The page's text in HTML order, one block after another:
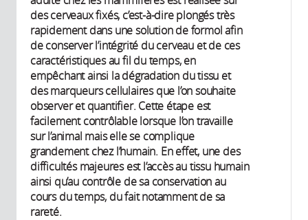
des cerveaux fixés, c’est-à-dire plongés très
rapidement dans une solution de formol afin
de conserver l’intégrité du cerveau et de ces
caractéristiques au fil du temps, en
empêchant ainsi la dégradation du tissu et
des marqueurs cellulaires que l’on souhaite
observer et quantifier. Cette étape est
facilement contrôlable lorsque l’on travaille
sur l’animal mais elle se complique
grandement chez l’humain. En effet, une des
difficultés majeures est l’accès au tissu humain
ainsi qu’au contrôle de sa conservation au
cours du temps, du fait notamment de sa
rareté.